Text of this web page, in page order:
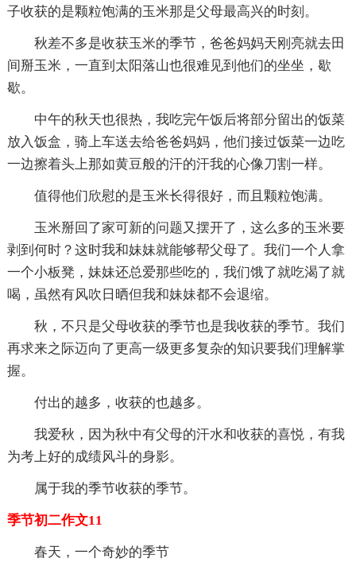
子收获的是颗粒饱满的玉米那是父母最高兴的时刻。
秋差不多是收获玉米的季节，爸爸妈妈天刚亮就去田
间掰玉米，一直到太阳落山也很难见到他们的坐坐，歇
歇。
中午的秋天也很热，我吃完午饭后将部分留出的饭菜
放入饭盒，骑上车送去给爸爸妈妈，他们接过饭菜一边吃
一边擦着头上那如黄豆般的汗的汗我的心像刀割一样。
值得他们欣慰的是玉米长得很好，而且颗粒饱满。
玉米掰回了家可新的问题又摆开了，这么多的玉米要
剥到何时？这时我和妹妹就能够帮父母了。我们一个人拿
一个小板凳，妹妹还总爱那些吃的，我们饿了就吃渴了就
喝，虽然有风吹日晒但我和妹妹都不会退缩。
秋，不只是父母收获的季节也是我收获的季节。我们
再求来之际迈向了更高一级更多复杂的知识要我们理解掌
握。
付出的越多，收获的也越多。
我爱秋，因为秋中有父母的汗水和收获的喜悦，有我
为考上好的成绩风斗的身影。
属于我的季节收获的季节。
季节初二作文11
春天，一个奇妙的季节